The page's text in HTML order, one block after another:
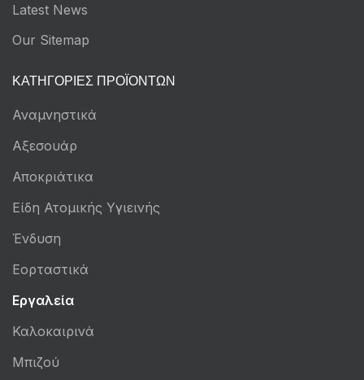
Latest News
Our Sitemap
ΚΑΤΗΓΟΡΊΕΣ ΠΡΟΪΌΝΤΩΝ
Αναμνηστικά
Αξεσουάρ
Αποκριάτικα
Είδη Ατομικής Υγιεινής
Ένδυση
Εορταστικά
Εργαλεία
Καλοκαιρινά
Μπιζού